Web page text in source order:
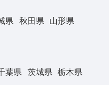
県 秋田県
山形県
葉県 茨城県
栃木県